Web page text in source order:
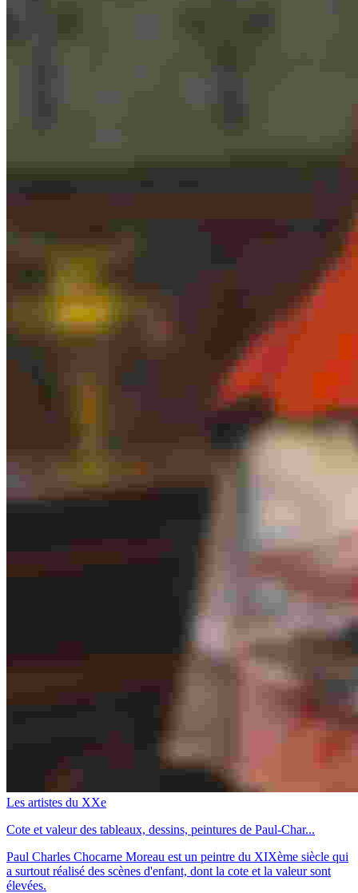
Les artistes du XXe
Cote et valeur des tableaux, dessins, peintures de Paul-Char...
Paul Charles Chocarne Moreau est un peintre du XIXème siècle qui
a surtout réalisé des scènes d'enfant, dont la cote et la valeur sont
élevées.